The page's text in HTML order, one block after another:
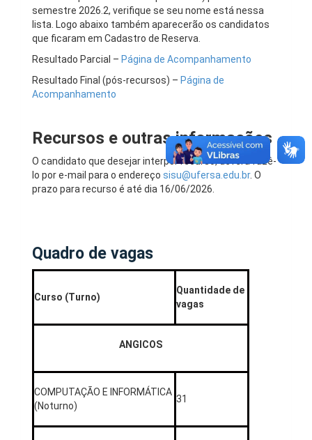
semestre 2026.2, verifique se seu nome está nessa
lista. Logo abaixo também aparecerão os candidatos
que ficaram em Cadastro de Reserva.
Resultado Parcial – Página de Acompanhamento
Resultado Final (pós-recursos) – Página de
Acompanhamento
Recursos e outras informações
O candidato que desejar interpor recurso, deverá fazê-
lo por e-mail para o endereço sisu@ufersa.edu.br. O
prazo para recurso é até dia 16/06/2026.
Quadro de vagas
Curso (Turno)
Quantidade de
vagas
ANGICOS
COMPUTAÇÃO E INFORMÁTICA
(Noturno)
31